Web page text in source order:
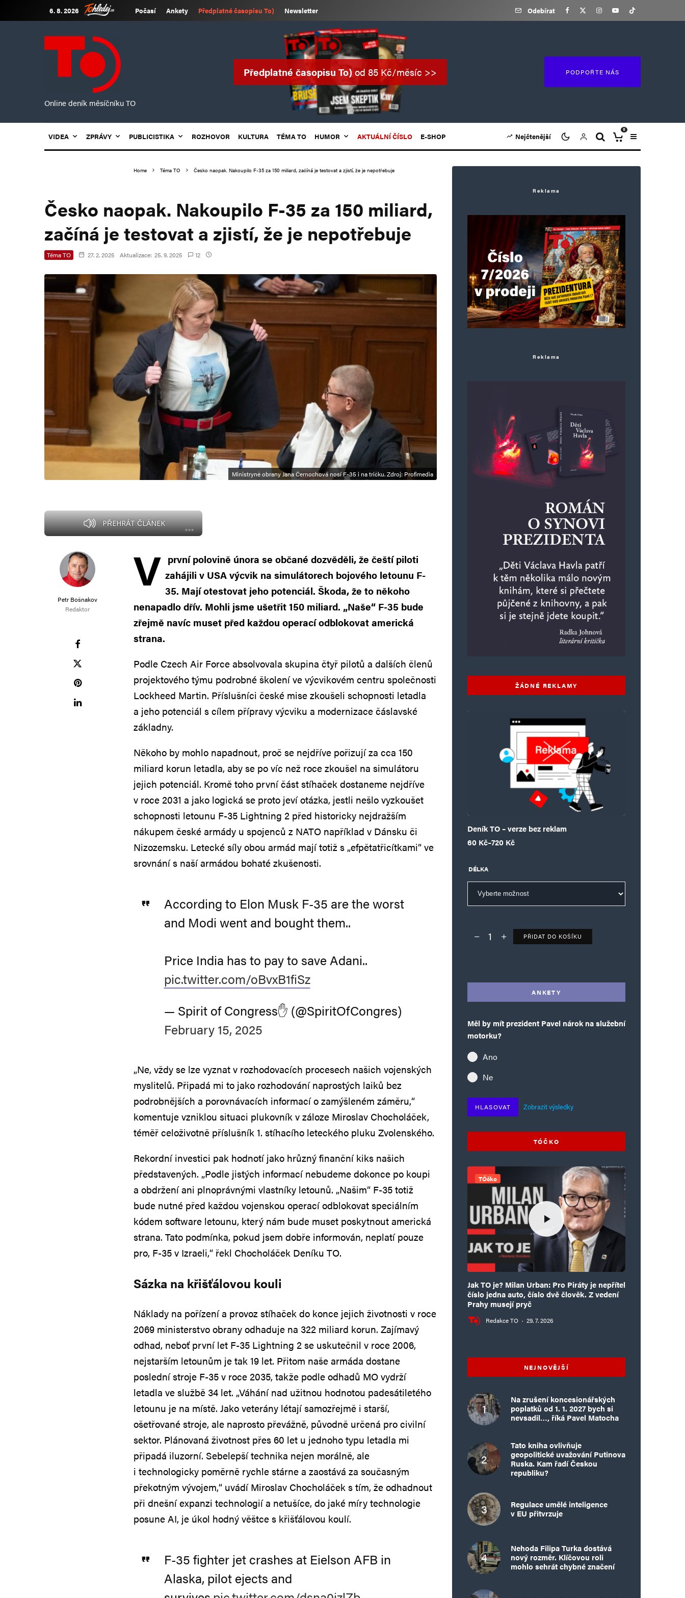
6. 8. 2026 Počasí Ankety Předplatné časopisu To) Newsletter Odebírat
Online deník měsíčníku TO
Předplatné časopisu To)od 85 Kč/měsíc >> PODPOŘTE NÁS
VIDEA ZPRÁVY PUBLICISTIKA ROZHOVOR KULTURA TÉMA TO HUMOR AKTUÁLNÍ ČÍSLO E-SHOP Nejčtenější
0
Home Téma TO Česko naopak. Nakoupilo F-35 za 150 miliard, začíná je testovat a zjistí, že je nepotřebuje
Česko naopak. Nakoupilo F-35 za 150 miliard,
začíná je testovat a zjistí, že je nepotřebuje
Téma TO 27. 2. 2025 Aktualizace: 25. 9. 2025 12
Ministryně obrany Jana Černochová nosí F-35 i na tričku. Zdroj: Profimedia
PŘEHRÁT ČLÁNEK
Petr Bošnakov
Redaktor
V první polovině února se občané dozvěděli, že čeští piloti
zahájili v USA výcvik na simulátorech bojového letounu F-
35. Mají otestovat jeho potenciál. Škoda, že to někoho
nenapadlo dřív. Mohli jsme ušetřit 150 miliard. „Naše“ F-35 bude
zřejmě navíc muset před každou operací odblokovat americká
strana.
Podle Czech Air Force absolvovala skupina čtyř pilotů a dalších členů
projektového týmu podrobné školení ve výcvikovém centru společnosti
Lockheed Martin. Příslušníci české mise zkoušeli schopnosti letadla
a jeho potenciál s cílem přípravy výcviku a modernizace čáslavské
základny.
Někoho by mohlo napadnout, proč se nejdříve pořizují za cca 150
miliard korun letadla, aby se po víc než roce zkoušel na simulátoru
jejich potenciál. Kromě toho první část stíhaček dostaneme nejdříve
v roce 2031 a jako logická se proto jeví otázka, jestli nešlo vyzkoušet
schopnosti letounu F-35 Lightning 2 před historicky nejdražším
nákupem české armády u spojenců z NATO například v Dánsku či
Nizozemsku. Letecké síly obou armád mají totiž s „efpětatřicítkami“ ve
srovnání s naší armádou bohaté zkušenosti.
According to Elon Musk F-35 are the worst
and Modi went and bought them..
Price India has to pay to save Adani..
pic.twitter.com/oBvxB1fiSz
— Spirit of Congress✋ (@SpiritOfCongres)
February 15, 2025
„Ne, vždy se lze vyznat v rozhodovacích procesech našich vojenských
myslitelů. Připadá mi to jako rozhodování naprostých laiků bez
podrobnějších a porovnávacích informací o zamýšleném záměru,“
komentuje vzniklou situaci plukovník v záloze Miroslav Chocholáček,
téměř celoživotně příslušník 1. stíhacího leteckého pluku Zvolenského.
Rekordní investici pak hodnotí jako hrůzný finanční kiks našich
představených. „Podle jistých informací nebudeme dokonce po koupi
a obdržení ani plnoprávnými vlastníky letounů. „Našim“ F-35 totiž
bude nutné před každou vojenskou operací odblokovat speciálním
kódem software letounu, který nám bude muset poskytnout americká
strana. Tato podmínka, pokud jsem dobře informován, neplatí pouze
pro, F-35 v Izraeli,“ řekl Chocholáček Deníku TO.
Sázka na křišťálovou kouli
Náklady na pořízení a provoz stíhaček do konce jejich životnosti v roce
2069 ministerstvo obrany odhaduje na 322 miliard korun. Zajímavý
odhad, neboť první let F-35 Lightning 2 se uskutečnil v roce 2006,
nejstarším letounům je tak 19 let. Přitom naše armáda dostane
poslední stroje F-35 v roce 2035, takže podle odhadů MO vydrží
letadla ve službě 34 let. „Váhání nad užitnou hodnotou padesátiletého
letounu je na místě. Jako veterány létají samozřejmě i starší,
ošetřované stroje, ale naprosto převážně, původně určená pro civilní
sektor. Plánovaná životnost přes 60 let u jednoho typu letadla mi
připadá iluzorní. Sebelepší technika nejen morálně, ale
i technologicky poměrně rychle stárne a zaostává za současným
překotným vývojem,“ uvádí Miroslav Chocholáček s tím, že odhadnout
při dnešní expanzi technologií a netušíce, do jaké míry technologie
posune AI, je úkol hodný věštce s křišťálovou koulí.
F-35 fighter jet crashes at Eielson AFB in
Alaska, pilot ejects and
Reklama
Reklama
ŽÁDNÉ REKLAMY
Deník TO – verze bez reklam
60 Kč–720 Kč
Rozpětí cen: 60 Kč až 720 Kč
DÉLKA
Deník TO – verze bez reklam množství
PŘIDAT DO KOŠÍKU
ANKETY
Měl by mít prezident Pavel nárok na služební
motorku?
Ano
Ne
HLASOVAT Zobrazit výsledky
TÓČKO
TÓčko
Jak TO je? Milan Urban: Pro Piráty je nepřítel
číslo jedna auto, číslo dvě člověk. Z vedení
Prahy musejí pryč
Redakce TO · 29. 7. 2026
NEJNOVĚJŠÍ
Na zrušení koncesionářských
poplatků od 1. 1. 2027 bych si
nevsadil…, říká Pavel Matocha
Tato kniha ovlivňuje
geopolitické uvažování Putinova
Ruska. Kam řadí Českou
republiku?
Regulace umělé inteligence
v EU přitvrzuje
Nehoda Filipa Turka dostává
nový rozměr. Klíčovou roli
mohlo sehrát chybné značení